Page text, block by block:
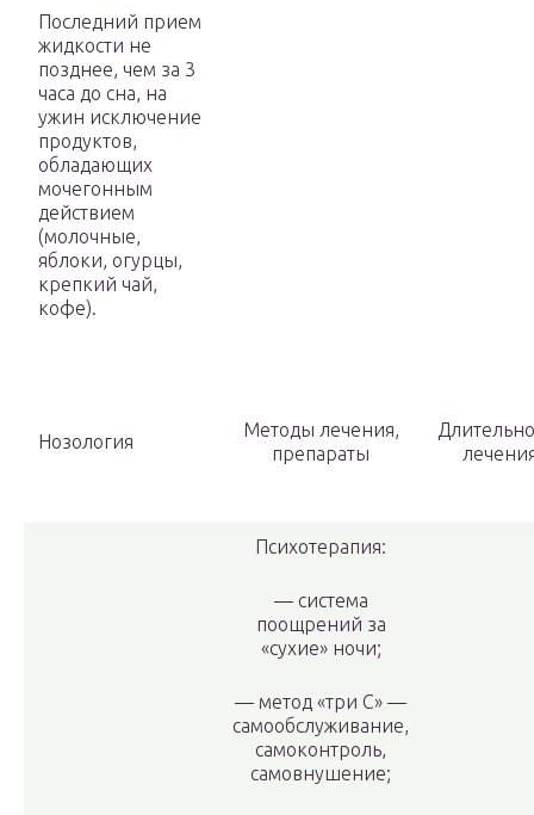
Последний прием
жидкости не
позднее, чем за 3
часа до сна, на
ужин исключение
продуктов,
обладающих
мочегонным
действием
(молочные,
яблоки, огурцы,
крепкий чай,
кофе).
Нозо­логия
Методы лечения,
препараты
Психотерапия:
— система
поощрений за
«сухие» ночи;
— метод «три С» —
самообслуживание,
само­контроль,
самовнушение;